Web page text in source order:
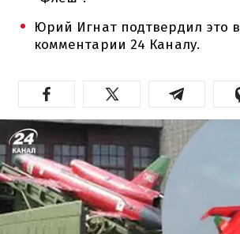
Юрий Игнат подтвердил это в
комментарии 24 Каналу.